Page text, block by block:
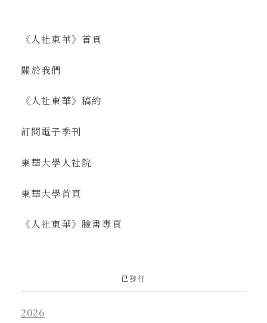
《人社東華》首頁
關於我們
《人社東華》稿約
訂閱電子季刊
東華大學人社院
東華大學首頁
《人社東華》臉書專頁
已發行
2026